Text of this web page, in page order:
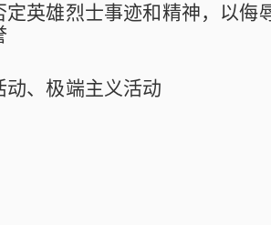
英雄烈士事迹和精神，以侮
、极端主义活动